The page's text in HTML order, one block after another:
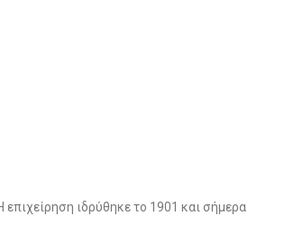
ιδρύθηκε το 1901 και σήμερα